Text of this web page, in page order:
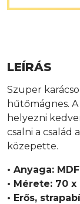
LEÍRÁS
Szuper
hűtőmágnes.
helyezni
csalni a család
közepette.
• Anyaga: MDF
• Mérete: 70
• Erős,